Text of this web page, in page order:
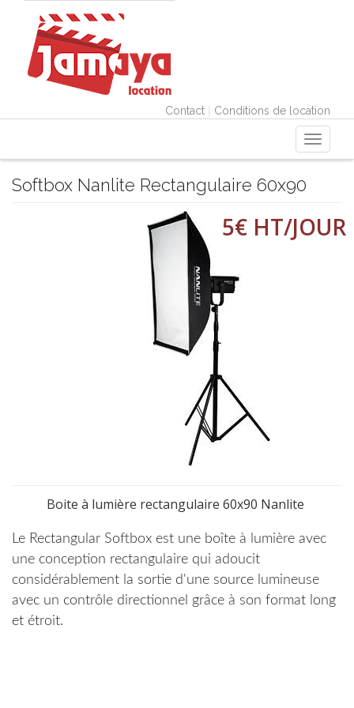
Contact | Conditions de location
Toggle
Softbox Nanlite Rectangulaire 60x90
5€ HT/JOUR
Boite à lumière rectangulaire 60x90 Nanlite
Le Rectangular Softbox est une boîte à lumière avec
une conception rectangulaire qui adoucit
considérablement la sortie d'une source lumineuse
avec un contrôle directionnel grâce à son format long
et étroit.